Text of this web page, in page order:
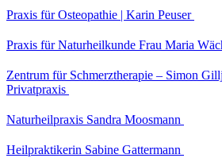
Praxis für Osteopathie | Karin Peuser
Praxis für Naturheilkunde Frau Maria
Zentrum für Schmerztherapie – Simon
Privatpraxis
Naturheilpraxis Sandra Moosmann
Heilpraktikerin Sabine Gattermann